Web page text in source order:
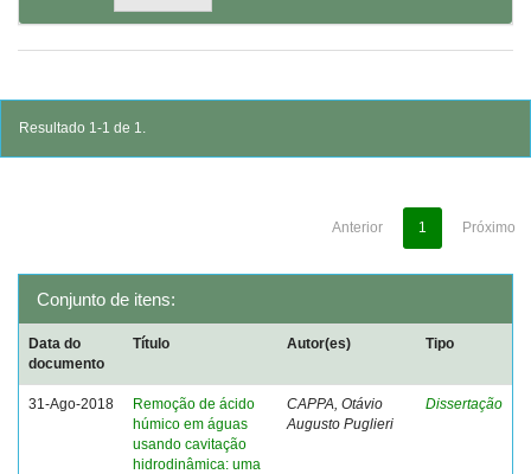
Resultado 1-1 de 1.
Anterior 1 Próximo
Conjunto de itens:
Data do
documento
Título Autor(es) Tipo
31-Ago-2018
Remoção de ácido
húmico em águas
usando cavitação
hidrodinâmica: uma
CAPPA, Otávio
Augusto Puglieri
Dissertação